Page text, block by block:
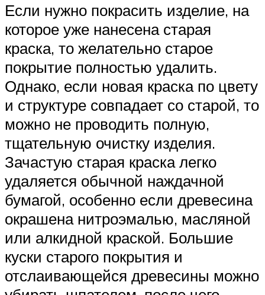
Если нужно покрасить изделие, на
которое уже нанесена старая
краска, то желательно старое
покрытие полностью удалить.
Однако, если новая краска по цвету
и структуре совпадает со старой, то
можно не проводить полную,
тщательную очистку изделия.
Зачастую старая краска легко
удаляется обычной наждачной
бумагой, особенно если древесина
окрашена нитроэмалью, масляной
или алкидной краской. Большие
куски старого покрытия и
отслаивающейся древесины можно